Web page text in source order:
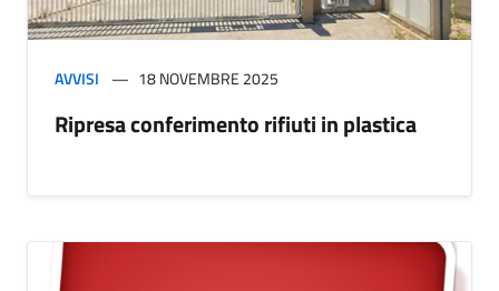
AVVISI 18 NOVEMBRE 2025
Ripresa conferimento rifiuti in plastica